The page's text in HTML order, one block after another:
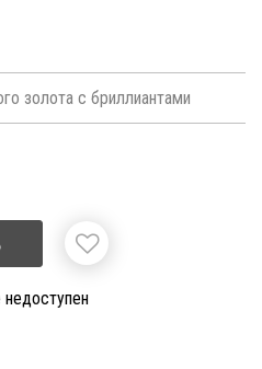
золота с бриллиантами